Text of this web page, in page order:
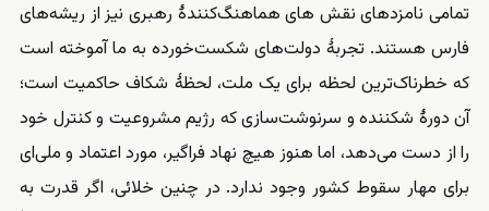
تمامی نامزدهای نقش‌ های هماهنگ‌کنندهٔ رهبری نیز از ریشه‌های
فارس هستند. تجربهٔ دولت‌های شکست‌خورده به ما آموخته است
که خطرناک‌ترین لحظه برای یک ملت، لحظهٔ شکاف حاکمیت است؛
آن دورهٔ شکننده و سرنوشت‌سازی که رژیم مشروعیت و کنترل خود
را از دست می‌دهد، اما هنوز هیچ نهاد فراگیر، مورد اعتماد و ملی‌ای
برای مهار سقوط کشور وجود ندارد. در چنین خلائی، اگر قدرت به